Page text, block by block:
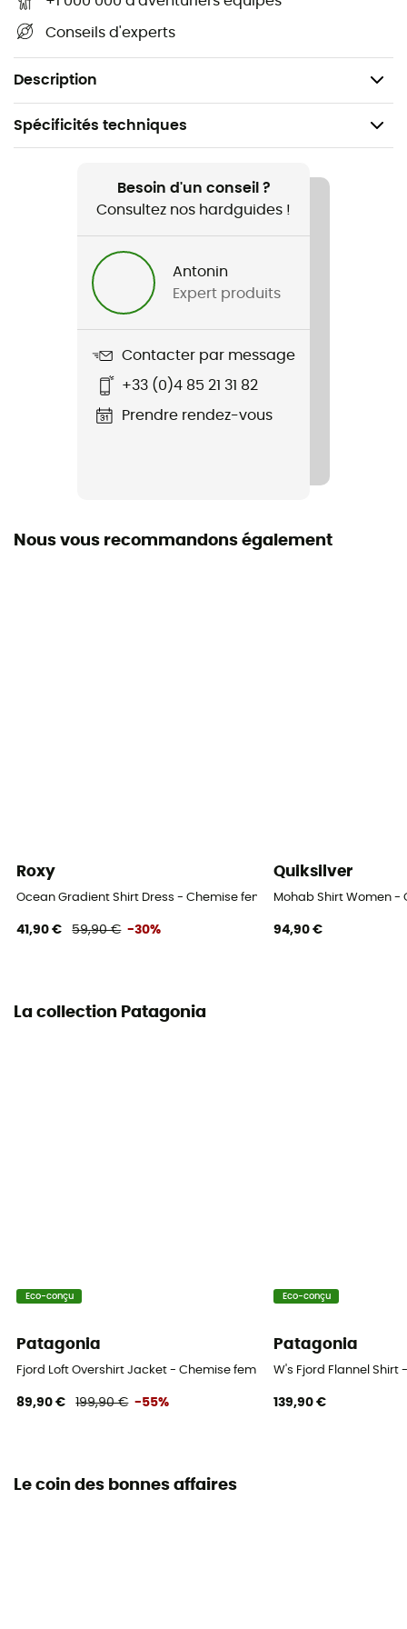
Conseils d'experts
Description
accrue et une plus grande liberté de mouvement
Poids : 275 g
Spécificités techniques
Randonnée / Lifestyle
Nom du produit
Canyonite Flannel Shirt
Besoin d'un conseil ?
Consultez nos hardguides !
Antonin
Expert produits
Contacter par message
+33 (0)4 85 21 31 82
Prendre rendez-vous
Nous vous recommandons également
Roxy
Ocean Gradient Shirt Dress - Chemise femme
41,90 € 59,90 € -30%
Quiksilver
Mohab Shirt Women -
94,90 €
La collection Patagonia
Eco-conçu
Patagonia
Fjord Loft Overshirt Jacket - Chemise femme
89,90 € 199,90 € -55%
Eco-conçu
Patagonia
W's Fjord Flannel Shirt
139,90 €
Le coin des bonnes affaires